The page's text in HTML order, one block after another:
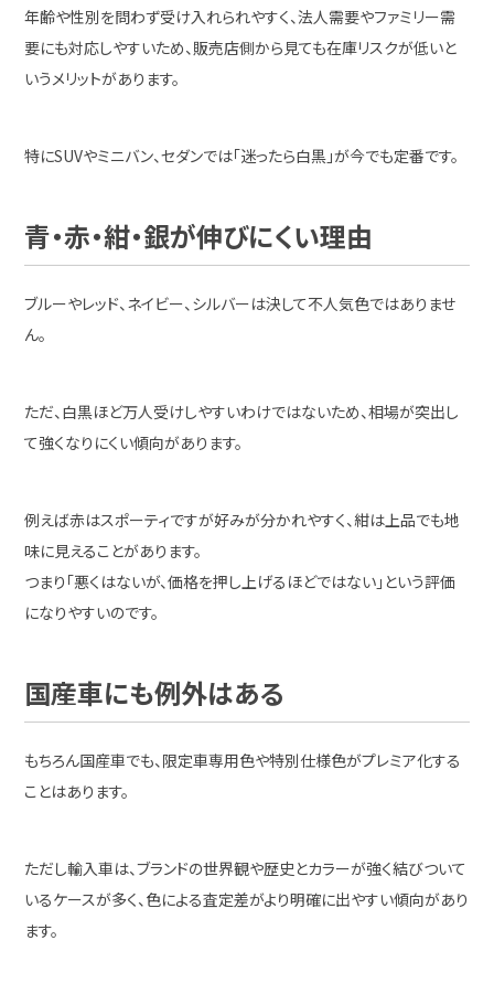
年齢や性別を問わず受け入れられやすく、法人需要やファミリー需
要にも対応しやすいため、販売店側から見ても在庫リスクが低いと
いうメリットがあります。
特にSUVやミニバン、セダンでは「迷ったら白黒」が今でも定番です。
青・赤・紺・銀が伸びにくい理由
ブルーやレッド、ネイビー、シルバーは決して不人気色ではありませ
ん。
ただ、白黒ほど万人受けしやすいわけではないため、相場が突出し
て強くなりにくい傾向があります。
例えば赤はスポーティですが好みが分かれやすく、紺は上品でも地
味に見えることがあります。
つまり「悪くはないが、価格を押し上げるほどではない」という評価
になりやすいのです。
国産車にも例外はある
もちろん国産車でも、限定車専用色や特別仕様色がプレミア化する
ことはあります。
ただし輸入車は、ブランドの世界観や歴史とカラーが強く結びついて
いるケースが多く、色による査定差がより明確に出やすい傾向があり
ます。